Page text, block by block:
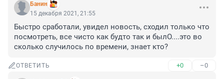
Банин
15 декабря 2021, 21:55
Быстро сработали, увидел новость, сходил только что
посмотреть, все чисто как будто так и былО....это во
сколько случилось по времени, знает кто?
ОТВЕТИТЬ +0 –0